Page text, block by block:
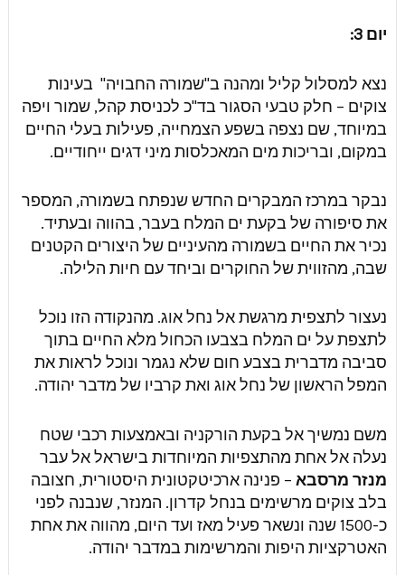
יום 3:
נצא למסלול קליל ומהנה ב"שמורה החבויה" בעינות
צוקים – חלק טבעי הסגור בד"כ לכניסת קהל, שמור ויפה
במיוחד, שם נצפה בשפע הצמחייה, פעילות בעלי החיים
במקום, ובריכות מים המאכלסות מיני דגים ייחודיים.
נבקר במרכז המבקרים החדש שנפתח בשמורה, המספר
את סיפורה של בקעת ים המלח בעבר, בהווה ובעתיד.
נכיר את החיים בשמורה מהעיניים של היצורים הקטנים
שבה, מהזווית של החוקרים וביחד עם חיות הלילה.
נעצור לתצפית מרגשת אל נחל אוג. מהנקודה הזו נוכל
לתצפת על ים המלח בצבעו הכחול מלא החיים בתוך
סביבה מדברית בצבע חום שלא נגמר ונוכל לראות את
המפל הראשון של נחל אוג ואת קרביו של מדבר יהודה.
משם נמשיך אל בקעת הורקניה ובאמצעות רכבי שטח
נעלה אל אחת מהתצפיות המיוחדות בישראל אל עבר
מנזר מרסבא – פנינה ארכיטקטונית היסטורית, חצובה
בלב צוקים מרשימים בנחל קדרון. המנזר, שנבנה לפני
כ-1500 שנה ונשאר פעיל מאז ועד היום, מהווה את אחת
האטרקציות היפות והמרשימות במדבר יהודה.